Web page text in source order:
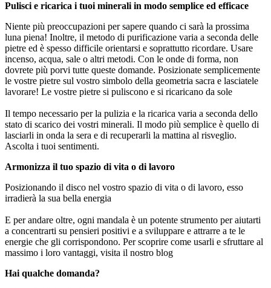
Pulisci e ricarica i tuoi minerali in modo semplice ed efficace
Niente più preoccupazioni per sapere quando ci sarà la prossima
luna piena! Inoltre, il metodo di purificazione varia a seconda delle
pietre ed è spesso difficile orientarsi e soprattutto ricordare. Usare
incenso, acqua, sale o altri metodi. Con le onde di forma, non
dovrete più porvi tutte queste domande. Posizionate semplicemente
le vostre pietre sul vostro simbolo della geometria sacra e lasciatele
lavorare! Le vostre pietre si puliscono e si ricaricano da sole
Il tempo necessario per la pulizia e la ricarica varia a seconda dello
stato di scarico dei vostri minerali. Il modo più semplice è quello di
lasciarli in onda la sera e di recuperarli la mattina al risveglio.
Ascolta i tuoi sentimenti.
Armonizza il tuo spazio di vita o di lavoro
Posizionando il disco nel vostro spazio di vita o di lavoro, esso
irradierà la sua bella energia
E per andare oltre, ogni mandala è un potente strumento per aiutarti
a concentrarti su pensieri positivi e a sviluppare e attrarre a te le
energie che gli corrispondono. Per scoprire come usarli e sfruttare al
massimo i loro vantaggi, visita il nostro blog
Hai qualche domanda?